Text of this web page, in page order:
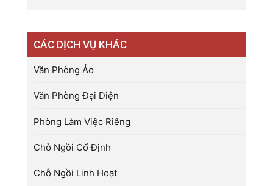
CÁC DỊCH VỤ KHÁC
Văn Phòng Ảo
Văn Phòng Đại Diện
Phòng Làm Việc Riêng
Chỗ Ngồi Cố Định
Chỗ Ngồi Linh Hoạt